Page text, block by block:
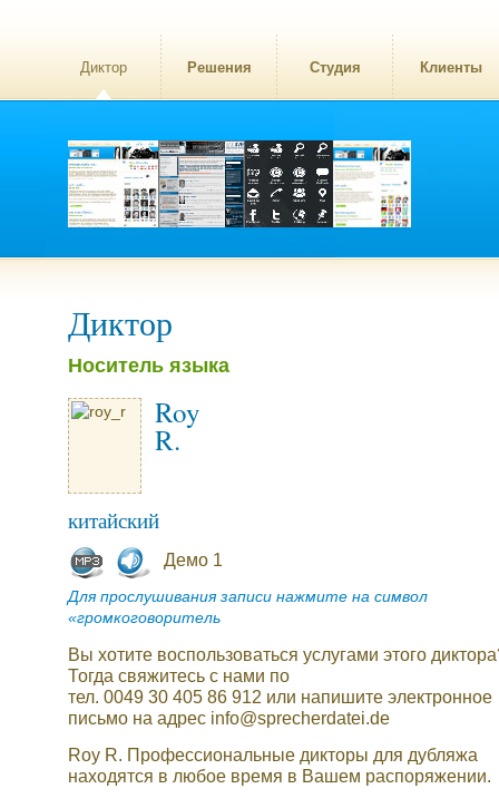
Диктор Решения Студия Клиенты
Диктор
Носитель языка
Roy
R.
китайский
Демо 1
Для прослушивания записи нажмите на символ
«громкоговоритель
Вы хотите воспользоваться услугами этого
Тогда свяжитесь с нами по
тел. 0049 30 405 86 912 или напишите электронное
письмо на адрес info@sprecherdatei.de
Roy R. Профессиональные дикторы для дубляжа
находятся в любое время в Вашем распоряжении.